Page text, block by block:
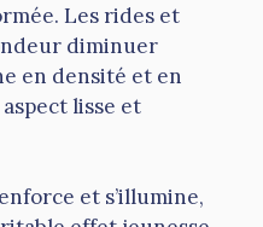
Les rides et
diminuer
en densité et en
lisse et
et s’illumine,